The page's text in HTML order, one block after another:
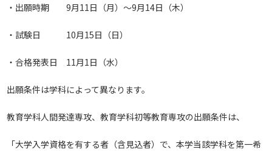
・出願時期 9月11日（月）～9月14日（木）
・試験日 10月15日（日）
・合格発表日 11月1日（水）
出願条件は学科によって異なります。
教育学科人間発達専攻、教育学科初等教育専攻の出願条件は、
「大学入学資格を有する者（含見込者）で、本学当該学科を第一希